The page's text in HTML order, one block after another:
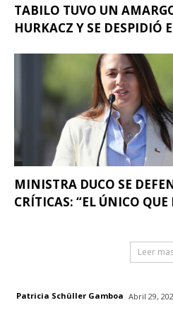
TABILO TUVO UN
HURKACZ Y SE DESPIDIÓ
MINISTRA DUCO SE
CRÍTICAS: “EL ÚNICO QUE
Leer
Patricia Schüller Gamboa Abril 29,